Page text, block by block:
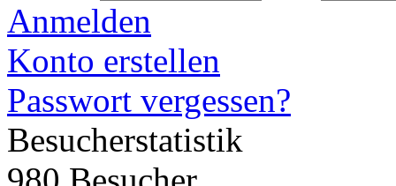
Anmelden
Konto erstellen
Passwort vergessen?
Besucherstatistik